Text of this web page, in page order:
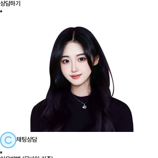
상담하기
채팅상담